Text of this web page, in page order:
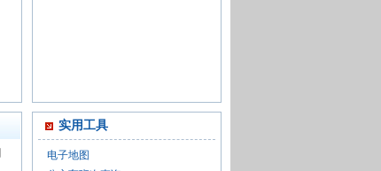
实用工具
电子地图